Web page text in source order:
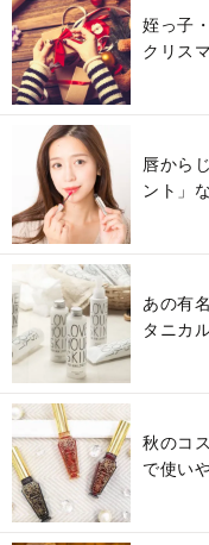
姪っ子
クリス
唇から
ント」
あの有
タニカ
秋のコ
で使い